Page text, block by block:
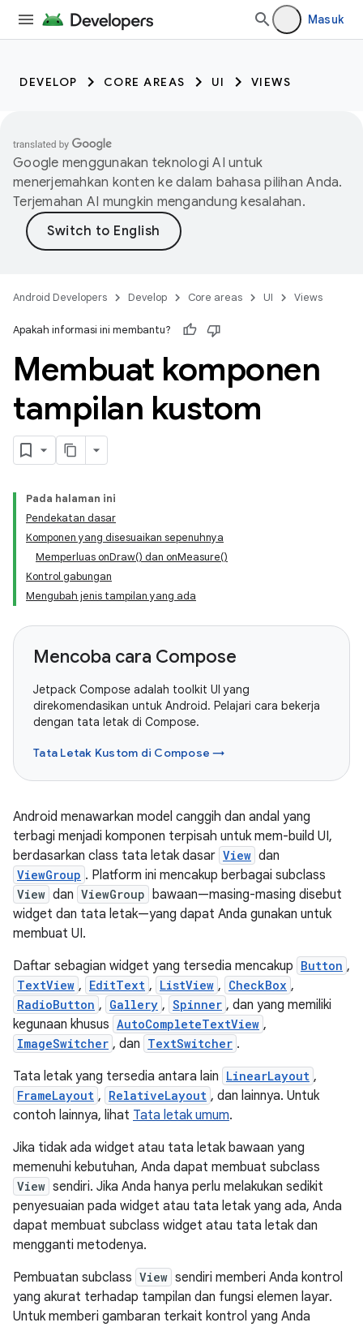
Masuk
DEVELOP CORE AREAS UI VIEWS
Google menggunakan teknologi AI untuk
menerjemahkan konten ke dalam bahasa pilihan Anda.
Terjemahan AI mungkin mengandung kesalahan.
Android Developers Develop Core areas UI Views
Apakah informasi ini membantu?
Membuat komponen
tampilan kustom
Pada halaman ini
Pendekatan dasar
Komponen yang disesuaikan sepenuhnya
Memperluas onDraw() dan onMeasure()
Kontrol gabungan
Mengubah jenis tampilan yang ada
Mencoba cara Compose
Jetpack Compose adalah toolkit UI yang
direkomendasikan untuk Android. Pelajari cara bekerja
dengan tata letak di Compose.
Tata Letak Kustom di Compose →
Android menawarkan model canggih dan andal yang
terbagi menjadi komponen terpisah untuk mem-build UI,
berdasarkan class tata letak dasar View dan
ViewGroup . Platform ini mencakup berbagai subclass
View dan ViewGroup bawaan—masing-masing disebut
widget dan tata letak—yang dapat Anda gunakan untuk
membuat UI.
Daftar sebagian widget yang tersedia mencakup Button ,
TextView , EditText , ListView , CheckBox ,
RadioButton , Gallery , Spinner , dan yang memiliki
kegunaan khusus AutoCompleteTextView ,
ImageSwitcher , dan TextSwitcher .
Tata letak yang tersedia antara lain LinearLayout ,
FrameLayout , RelativeLayout , dan lainnya. Untuk
contoh lainnya, lihat Tata letak umum.
Jika tidak ada widget atau tata letak bawaan yang
memenuhi kebutuhan, Anda dapat membuat subclass
View sendiri. Jika Anda hanya perlu melakukan sedikit
penyesuaian pada widget atau tata letak yang ada, Anda
dapat membuat subclass widget atau tata letak dan
mengganti metodenya.
Pembuatan subclass View sendiri memberi Anda kontrol
yang akurat terhadap tampilan dan fungsi elemen layar.
Untuk memberi gambaran terkait kontrol yang Anda